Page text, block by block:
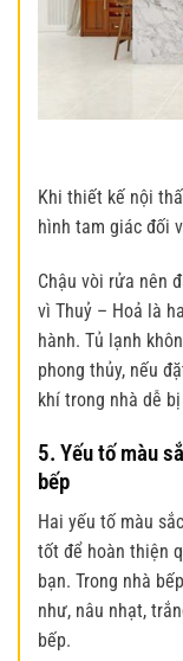
Khi thiết kế nội
hình tam giác đối
Chậu vòi rửa nên
vì Thuỷ – Hoả là
hành. Tủ lạnh
phong thủy, nếu
khí trong nhà dễ
5. Yếu tố màu
bếp
Hai yếu tố màu
tốt để hoàn thiện
bạn. Trong nhà
như, nâu nhạt,
bếp.